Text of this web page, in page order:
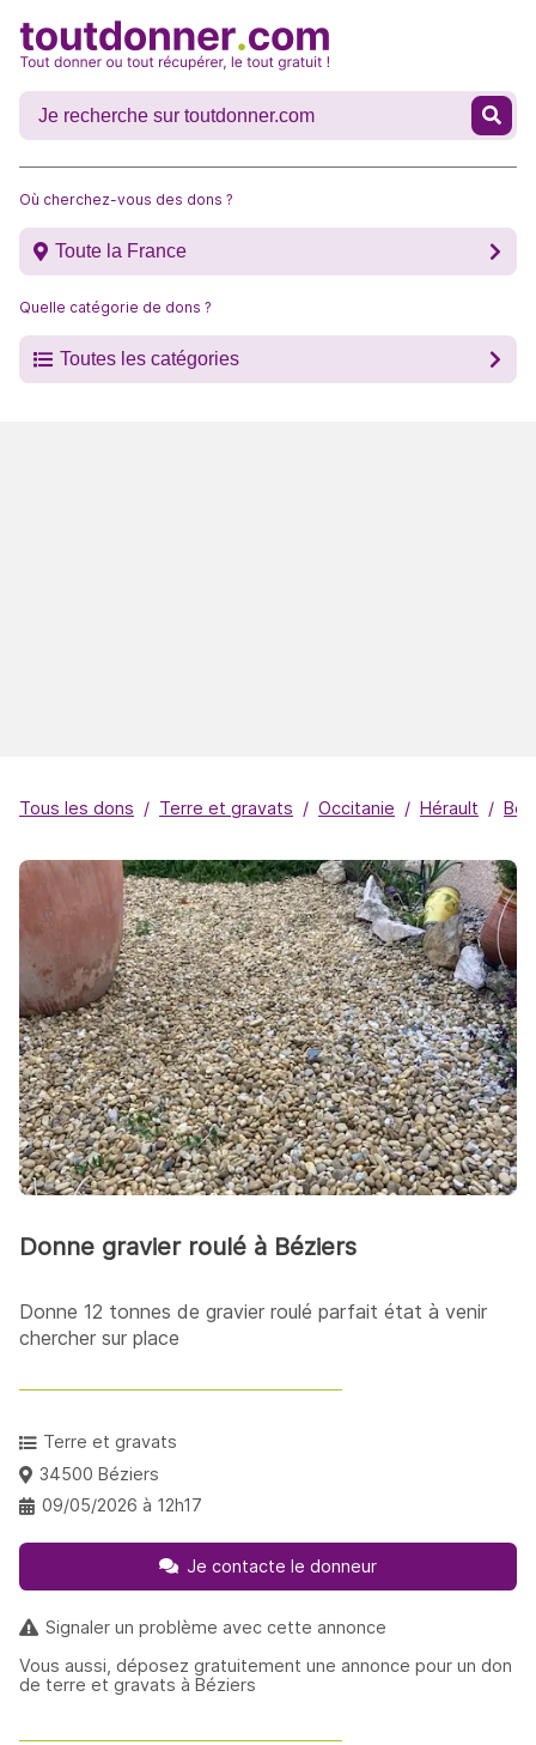
Où cherchez-vous des dons ?
Toute la France
Quelle catégorie de dons ?
Toutes les catégories
Tous les dons Terre et gravats Occitanie Hérault
Donne gravier roulé à Béziers
Donne 12 tonnes de gravier roulé parfait état à venir
chercher sur place
Terre et gravats
34500 Béziers
09/05/2026 à 12h17
Je contacte le donneur
Signaler un problème avec cette annonce
Vous aussi, déposez gratuitement une annonce pour un don
de terre et gravats à Béziers